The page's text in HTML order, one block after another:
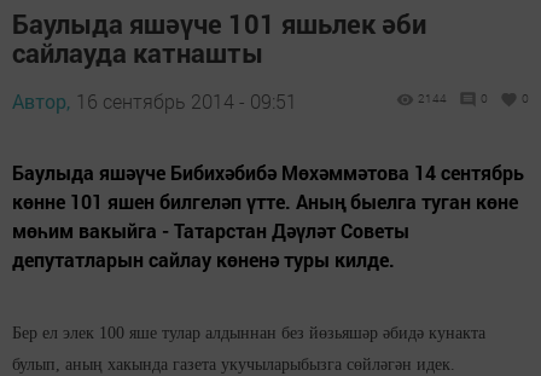
Баулыда яшәүче 101 яшьлек әби
сайлауда катнашты
Автор, 16 сентябрь 2014 - 09:51 2144 0 0
Баулыда яшәүче Бибихәбибә Мөхәммәтова 14 сентябрь
көнне 101 яшен билгеләп үтте. Аның быелга туган көне
мөһим вакыйга - Татарстан Дәүләт Советы
депутатларын сайлау көненә туры килде.
Бер ел элек 100 яше тулар алдыннан без йөзьяшәр әбидә кунакта
булып, аның хакында газета укучыларыбызга сөйләгән идек.